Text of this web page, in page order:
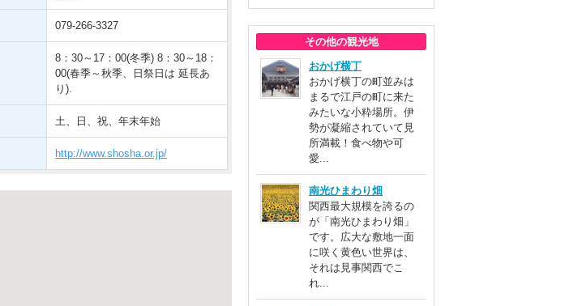
その他の観光地
おかげ横丁
おかげ横丁の町並みは
まるで江戸の町に来た
みたいな小粋場所。伊
勢が凝縮されていて見
所満載！食べ物や可
愛...
南光ひまわり畑
関西最大規模を誇るの
が「南光ひまわり畑」
です。広大な敷地一面
に咲く黄色い世界は、
それは見事関西でこ
れ...
079-266-3327
8：30～17：00(冬季) 8：30～18：
00(春季～秋季、日祭日は 延長あ
り).
土、日、祝、年末年始
http://www.shosha.or.jp/